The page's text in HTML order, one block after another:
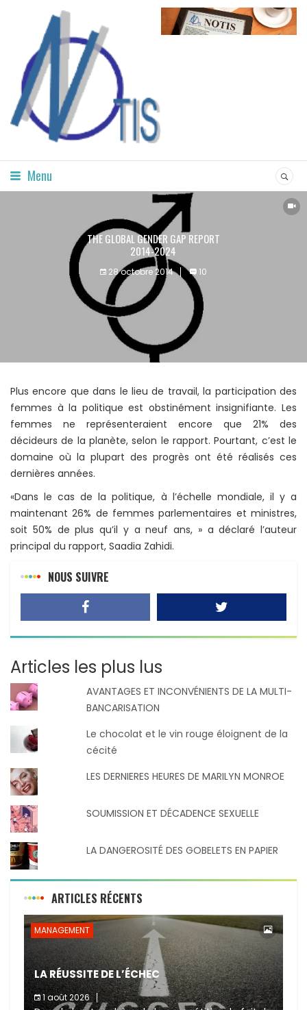
Menu
THE GLOBAL GENDER GAP REPORT
2014-2024
28 octobre 2014 10
Plus encore que dans le lieu de travail, la participation des
femmes à la politique est obstinément insignifiante. Les
femmes ne représenteraient encore que 21% des
décideurs de la planète, selon le rapport. Pourtant, c’est le
domaine où la plupart des progrès ont été réalisés ces
dernières années.
«Dans le cas de la politique, à l’échelle mondiale, il y a
maintenant 26% de femmes parlementaires et ministres,
soit 50% de plus qu’il y a neuf ans, » a déclaré l’auteur
principal du rapport, Saadia Zahidi.
NOUS SUIVRE
Articles les plus lus
AVANTAGES ET INCONVÉNIENTS DE LA MULTI-
BANCARISATION
Le chocolat et le vin rouge éloignent de la
cécité
LES DERNIERES HEURES DE MARILYN MONROE
SOUMISSION ET DÉCADENCE SEXUELLE
LA DANGEROSITÉ DES GOBELETS EN PAPIER
ARTICLES RÉCENTS
MANAGEMENT
LA RÉUSSITE DE L’ÉCHEC
1 août 2026